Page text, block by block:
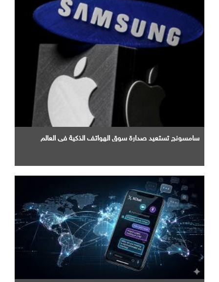
سامسونج تستعيد صدارة سوق الهواتف الذكية في العالم